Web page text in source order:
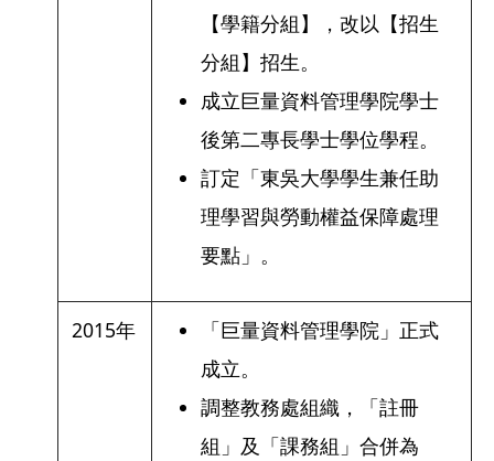
【學籍分組】，改以【招生
分組】招生。
成立巨量資料管理學院學士
後第二專長學士學位學程。
訂定「東吳大學學生兼任助
理學習與勞動權益保障處理
要點」。
2015年
「巨量資料管理學院」正式
成立。
調整教務處組織，「註冊
組」及「課務組」合併為